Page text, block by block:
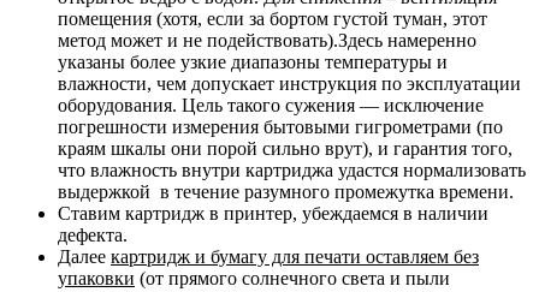
помещения (хотя, если за бортом густой туман, этот
метод может и не подействовать).Здесь намеренно
указаны более узкие диапазоны температуры и
влажности, чем допускает инструкция по эксплуатации
оборудования. Цель такого сужения — исключение
погрешности измерения бытовыми гигрометрами (по
краям шкалы они порой сильно врут), и гарантия того,
что влажность внутри картриджа удастся нормализовать
выдержкой в течение разумного промежутка времени.
Ставим картридж в принтер, убеждаемся в наличии
дефекта.
Далее картридж и бумагу для печати оставляем без
упаковки (от прямого солнечного света и пыли